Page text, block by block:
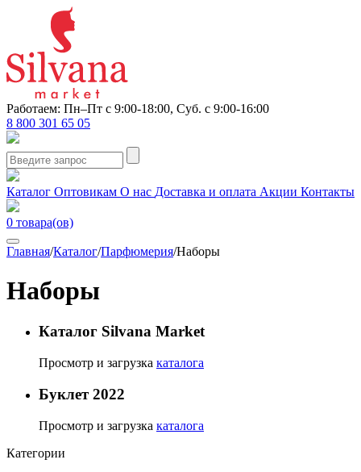
Работаем: Пн–Пт с 9:00-18:00, Суб. с 9:00-16:00
8 800 301 65 05
Каталог Оптовикам О нас Доставка и оплата Акции Контакты
0 товара(ов)
Главная/Каталог/Парфюмерия/Наборы
Наборы
Каталог Silvana Market
Просмотр и загрузка каталога
Буклет 2022
Просмотр и загрузка каталога
Категории